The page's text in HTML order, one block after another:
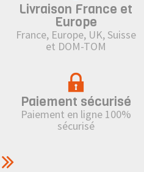
Livraison France et
Europe
France, Europe, UK, Suisse
et DOM-TOM
Paiement sécurisé
Paiement en ligne 100%
sécurisé